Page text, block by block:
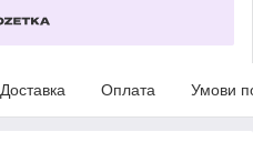
Доставка Оплата Умови